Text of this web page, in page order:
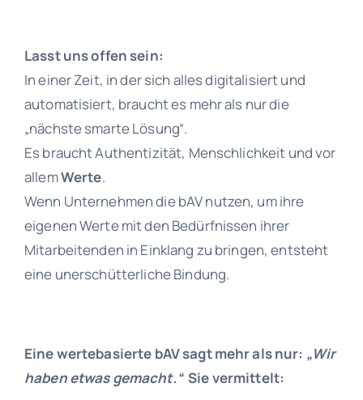
Lasst uns offen sein:
In einer Zeit, in der sich alles digitalisiert und
automatisiert, braucht es mehr als nur die
„nächste smarte Lösung“.
Es braucht Authentizität, Menschlichkeit und vor
allemWerte.
Wenn Unternehmen die bAV nutzen, um ihre
eigenen Werte mit den Bedürfnissen ihrer
Mitarbeitenden in Einklang zu bringen, entsteht
eine unerschütterliche Bindung.
Eine wertebasierte bAV sagt mehr als nur: „Wir
haben etwas gemacht.“ Sie vermittelt: